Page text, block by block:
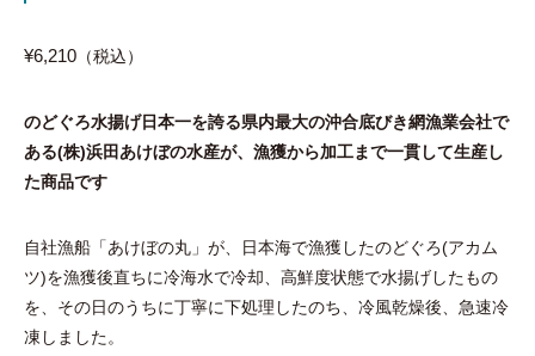
¥6,210 （税込）
のどぐろ水揚げ日本一を誇る県内最大の沖合底びき網漁業会社で
ある(株)浜田あけぼの水産が、漁獲から加工まで一貫して生産し
た商品です
自社漁船「あけぼの丸」が、日本海で漁獲したのどぐろ(アカム
ツ)を漁獲後直ちに冷海水で冷却、高鮮度状態で水揚げしたもの
を、その日のうちに丁寧に下処理したのち、冷風乾燥後、急速冷
凍しました。